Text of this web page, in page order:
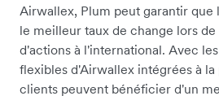
Airwallex, Plum peut garantir que
le meilleur taux de change lors
d'actions à l'international. Avec
flexibles d'Airwallex intégrées à
clients peuvent bénéficier d'un